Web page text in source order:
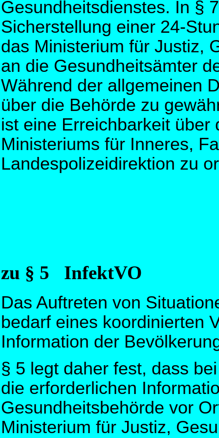
Gesundheitsdienstes. In §
Sicherstellung einer 24-
das Ministerium für Justiz,
an die Gesundheitsämter
Während der allgemeinen
über die Behörde zu
ist eine Erreichbarkeit über
Ministeriums für Inneres,
Landespolizeidirektion zu
zu § 5 InfektVO
Das Auftreten von
bedarf eines koordinierten
Information der
§ 5 legt daher fest, dass
die erforderlichen
Gesundheitsbehörde vor
Ministerium für Justiz,